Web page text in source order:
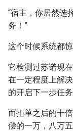
“宿主，你居然选
务！”
这个时候系统都惊
它检测过苏诺现
在一定程度上解
的开启下一步任务
而拒单之后的十
偿的一万，八万